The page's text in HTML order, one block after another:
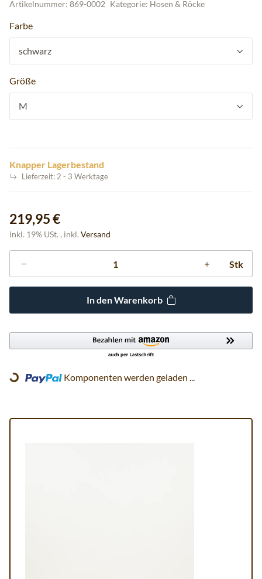
Artikelnummer: 869-0002 Kategorie: Hosen & Röcke
Farbe
schwarz
Größe
M
Knapper Lagerbestand
Lieferzeit: 2 - 3 Werktage
219,95 €
inkl. 19% USt. , inkl. Versand
Stk
In den Warenkorb
Loading... Komponenten werden geladen ...